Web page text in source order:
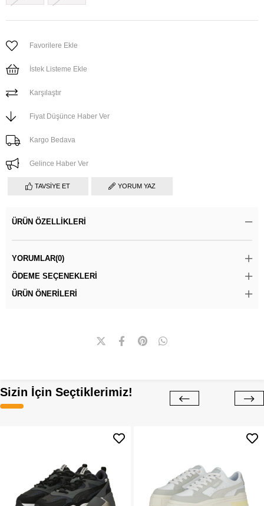
Favorilere Ekle
İstek Listeme Ekle
Karşılaştır
Fiyat Düşünce Haber Ver
Kargo Bedava
Gelince Haber Ver
TAVSIYE ET YORUM YAZ
ÜRÜN ÖZELLIKLERI
YORUMLAR(0)
ÖDEME SEÇENEKLERI
ÜRÜN ÖNERILERI
Sizin İçin Seçtiklerimiz!